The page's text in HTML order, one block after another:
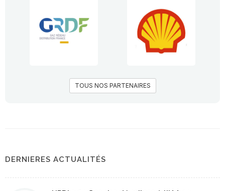
TOUS NOS PARTENAIRES
DERNIERES ACTUALITÉS